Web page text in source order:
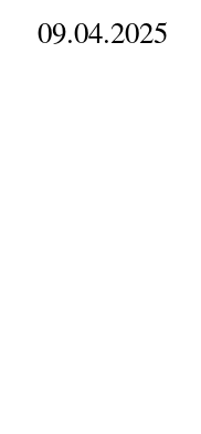
09.04.2025